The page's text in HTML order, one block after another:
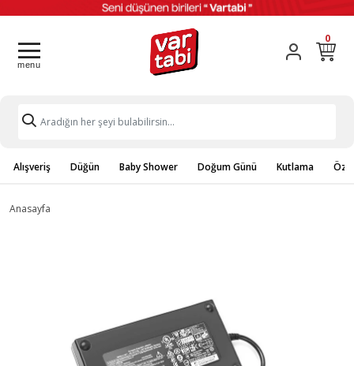
0
Alışveriş Düğün Baby Shower Doğum Günü Kutlama
Anasayfa